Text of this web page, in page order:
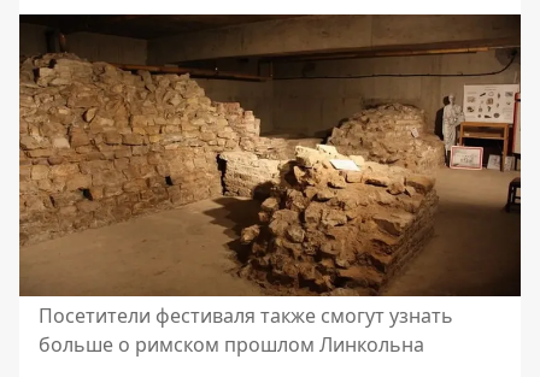
Посетители фестиваля также смогут узнать
больше о римском прошлом Линкольна